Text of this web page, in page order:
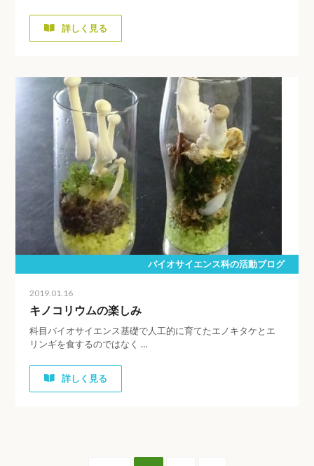
詳しく見る
バイオサイエンス科の活動ブログ
2019.01.16
キノコリウムの楽しみ
科目バイオサイエンス基礎で人工的に育てたエノキタケとエ
リンギを食するのではなく …
詳しく見る